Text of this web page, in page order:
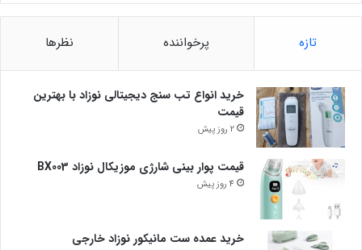
تازه پرخواننده نظرها
خرید انواع تب سنج دیجیتالی نوزاد با بهترین
قیمت
2 روز پیش
قیمت پوار بینی شارژی موزیکال نوزاد BX003
4 روز پیش
خرید عمده ست مانیکور نوزاد خارجی